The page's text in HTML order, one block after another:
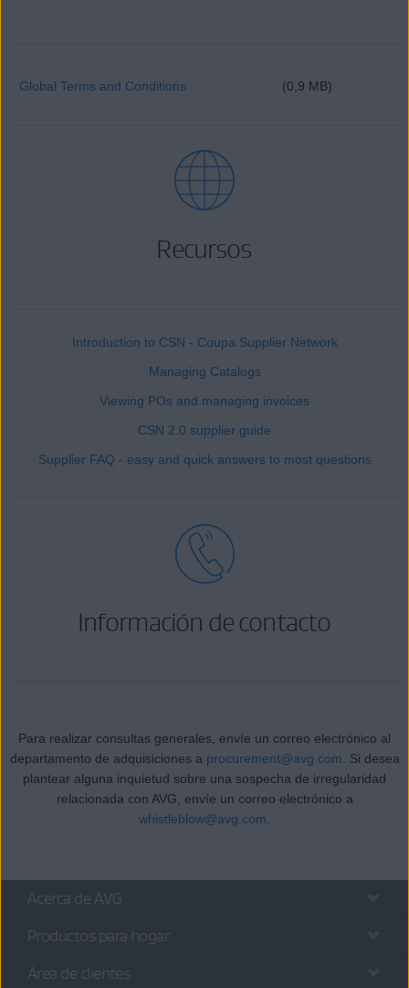
Global Terms and Conditions (0,9 MB)
Recursos
Introduction to CSN - Coupa Supplier Network
Managing Catalogs
Viewing POs and managing invoices
CSN 2.0 supplier guide
Supplier FAQ - easy and quick answers to most questions
Información de contacto
Para realizar consultas generales, envíe un correo electrónico al
departamento de adquisiciones a procurement@avg.com . Si desea
plantear alguna inquietud sobre una sospecha de irregularidad
relacionada con AVG, envíe un correo electrónico a
whistleblow@avg.com
Acerca de AVG
Productos para hogar
Área de clientes